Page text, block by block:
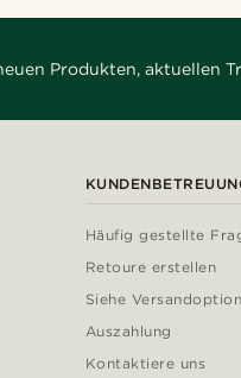
Produkten, aktuellen
Häufig gestellte
Retoure erstellen
Siehe
Auszahlung
Kontaktiere uns